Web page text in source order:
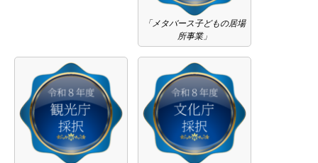
「メタバース子どもの居場
所事業」